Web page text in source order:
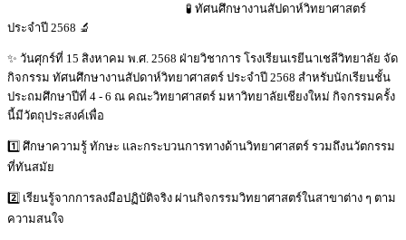
🧪 ทัศนศึกษางานสัปดาห์วิทยาศาสตร์
ประจำปี 2568 🔬
✨ วันศุกร์ที่ 15 สิงหาคม พ.ศ. 2568 ฝ่ายวิชาการ โรงเรียนเรยีนาเชลีวิทยาลัย จัด
กิจกรรม ทัศนศึกษางานสัปดาห์วิทยาศาสตร์ ประจำปี 2568 สำหรับนักเรียนชั้น
ประถมศึกษาปีที่ 4 - 6 ณ คณะวิทยาศาสตร์ มหาวิทยาลัยเชียงใหม่ กิจกรรมครั้ง
นี้มีวัตถุประสงค์เพื่อ
1️⃣ ศึกษาความรู้ ทักษะ และกระบวนการทางด้านวิทยาศาสตร์ รวมถึงนวัตกรรม
ที่ทันสมัย
2️⃣ เรียนรู้จากการลงมือปฏิบัติจริง ผ่านกิจกรรมวิทยาศาสตร์ในสาขาต่าง ๆ ตาม
ความสนใจ